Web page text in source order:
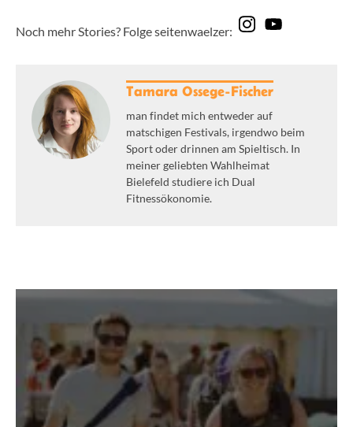
Noch mehr Stories? Folge seitenwaelzer:
Tamara Ossege-Fischer
man findet mich entweder auf
matschigen Festivals, irgendwo beim
Sport oder drinnen am Spieltisch. In
meiner geliebten Wahlheimat
Bielefeld studiere ich Dual
Fitnessökonomie.